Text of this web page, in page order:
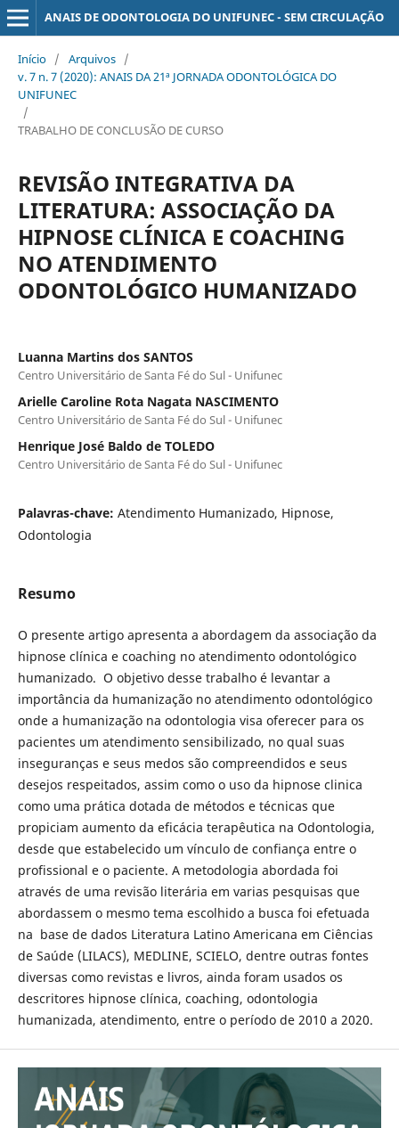
ANAIS DE ODONTOLOGIA DO UNIFUNEC - SEM CIRCULAÇÃO
Início / Arquivos /
v. 7 n. 7 (2020): ANAIS DA 21ª JORNADA ODONTOLÓGICA DO
UNIFUNEC
/
TRABALHO DE CONCLUSÃO DE CURSO
REVISÃO INTEGRATIVA DA
LITERATURA: ASSOCIAÇÃO DA
HIPNOSE CLÍNICA E COACHING
NO ATENDIMENTO
ODONTOLÓGICO HUMANIZADO
Luanna Martins dos SANTOS
Centro Universitário de Santa Fé do Sul - Unifunec
Arielle Caroline Rota Nagata NASCIMENTO
Centro Universitário de Santa Fé do Sul - Unifunec
Henrique José Baldo de TOLEDO
Centro Universitário de Santa Fé do Sul - Unifunec
Palavras-chave: Atendimento Humanizado, Hipnose,
Odontologia
Resumo
O presente artigo apresenta a abordagem da associação da
hipnose clínica e coaching no atendimento odontológico
humanizado. O objetivo desse trabalho é levantar a
importância da humanização no atendimento odontológico
onde a humanização na odontologia visa oferecer para os
pacientes um atendimento sensibilizado, no qual suas
inseguranças e seus medos são compreendidos e seus
desejos respeitados, assim como o uso da hipnose clinica
como uma prática dotada de métodos e técnicas que
propiciam aumento da eficácia terapêutica na Odontologia,
desde que estabelecido um vínculo de confiança entre o
profissional e o paciente. A metodologia abordada foi
através de uma revisão literária em varias pesquisas que
abordassem o mesmo tema escolhido a busca foi efetuada
na base de dados Literatura Latino Americana em Ciências
de Saúde (LILACS), MEDLINE, SCIELO, dentre outras fontes
diversas como revistas e livros, ainda foram usados os
descritores hipnose clínica, coaching, odontologia
humanizada, atendimento, entre o período de 2010 a 2020.